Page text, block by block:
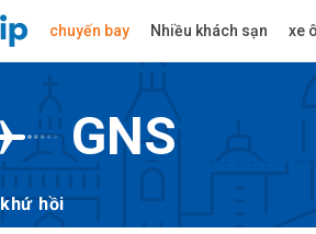
chuyến bay Nhiều khách sạn xe
GNS
khứ hồi